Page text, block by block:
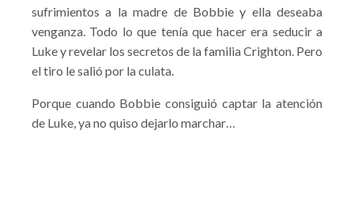
sufrimientos a la madre de Bobbie y ella deseaba
venganza. Todo lo que tenía que hacer era seducir a
Luke y revelar los secretos de la familia Crighton. Pero
el tiro le salió por la culata.
Porque cuando Bobbie consiguió captar la atención
de Luke, ya no quiso dejarlo marchar…